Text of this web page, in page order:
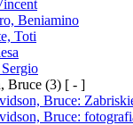
Beniamino
Toti
Bruce (3) [ - ]
Bruce:
Bruce: